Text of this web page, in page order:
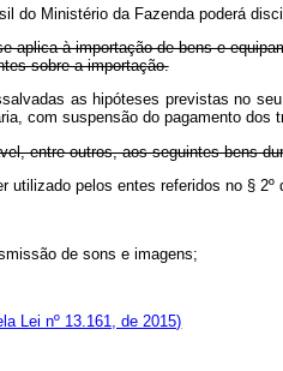
do Ministério da Fazenda poderá
aplica à importação de bens e
sobre a importação.
as hipóteses previstas no
com suspensão do pagamento dos
entre outros, aos seguintes bens
utilizado pelos entes referidos no §
de sons e imagens;
Lei nº 13.161, de 2015)